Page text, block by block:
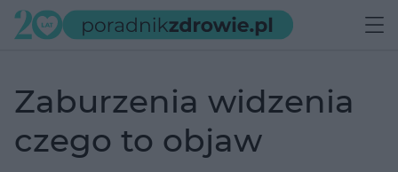
zaburzenia widzenia
czego to objaw